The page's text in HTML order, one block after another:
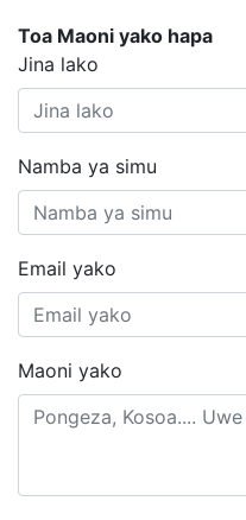
Toa Maoni yako hapa
Jina lako
Namba ya simu
Email yako
Maoni yako